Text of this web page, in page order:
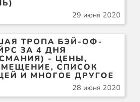
29 июня 2020
ТРОПА БЭЙ-ОФ-
ЗА 4 ДНЯ
- ЦЕНЫ,
СПИСОК
И МНОГОЕ ДРУГОЕ
28 июня 2020